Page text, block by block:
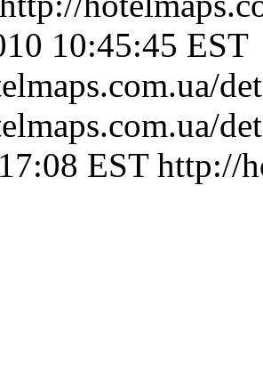
10:45:45 EST
EST http://